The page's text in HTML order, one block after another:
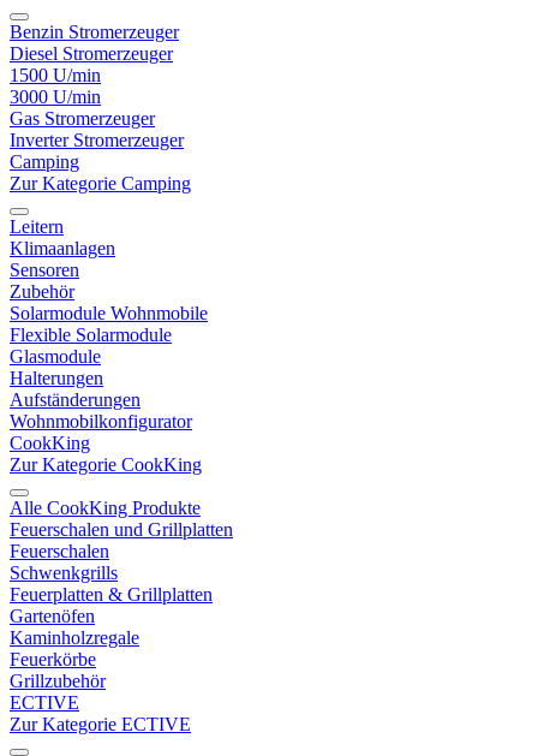
Benzin Stromerzeuger
Diesel Stromerzeuger
1500 U/min
3000 U/min
Gas Stromerzeuger
Inverter Stromerzeuger
Camping
Zur Kategorie Camping
Leitern
Klimaanlagen
Sensoren
Zubehör
Solarmodule Wohnmobile
Flexible Solarmodule
Glasmodule
Halterungen
Aufständerungen
Wohnmobilkonfigurator
CookKing
Zur Kategorie CookKing
Alle CookKing Produkte
Feuerschalen und Grillplatten
Feuerschalen
Schwenkgrills
Feuerplatten & Grillplatten
Gartenöfen
Kaminholzregale
Feuerkörbe
Grillzubehör
ECTIVE
Zur Kategorie ECTIVE